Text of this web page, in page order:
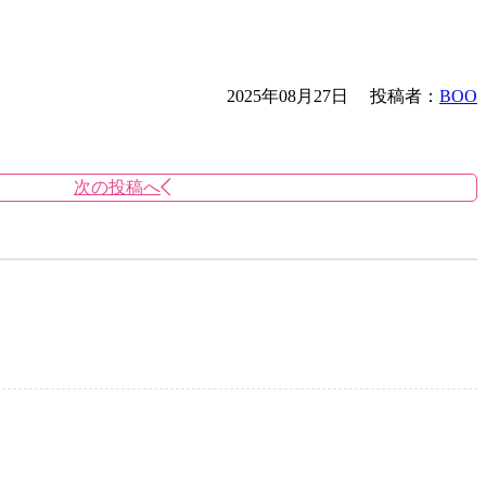
2025年08月27日 投稿者： BOO
次の投稿へ